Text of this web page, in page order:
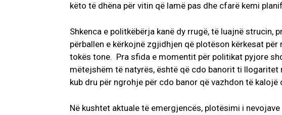
këto të dhëna për vitin që lamë pas dhe cfarë kemi
Shkenca e politkëbërja kanë dy rrugë, të luajnë strucin,
përballen e kërkojnë zgjidhjen që plotëson kërkesat
tokës tone. Pra sfida e momentit për politikat pyjore
mëtejshëm të natyrës, është që cdo banorit ti
kub dru për ngrohje për cdo banor që vazhdon të kalojë
Në kushtet aktuale të emergjencës, plotësimi i